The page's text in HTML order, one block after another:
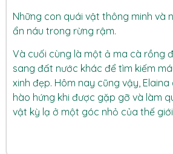
Những con quái vật thông minh và
ẩn náu trong rừng rậm.
Và cuối cùng là một ả ma cà rồng
sang đất nước khác để tìm kiếm
xinh đẹp. Hôm nay cũng vậy,
hào hứng khi được gặp gỡ và làm
vật kỳ lạ ở một góc nhỏ của thế